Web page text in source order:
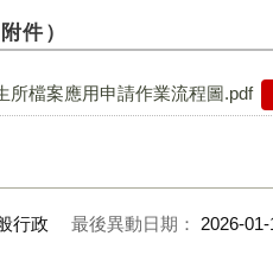
件）
所檔案應用申請作業流程圖.pdf
行政 最後異動日期： 2026-01-